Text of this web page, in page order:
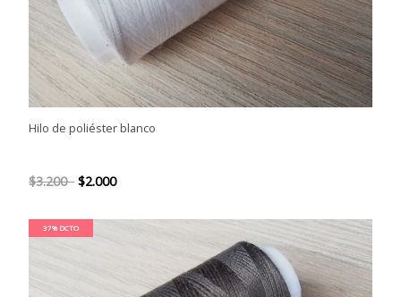
Hilo de poliéster blanco
$3.200 $2.000
37% DCTO